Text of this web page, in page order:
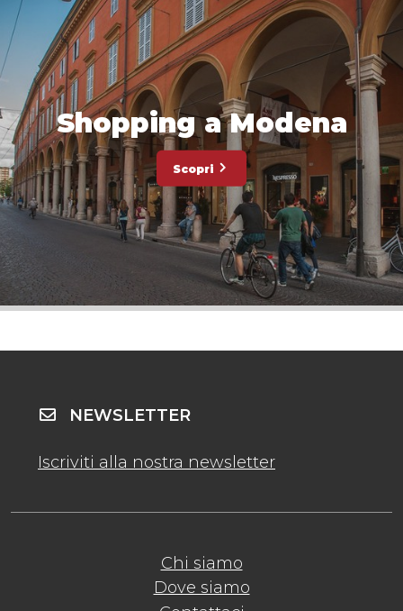
Shopping a Modena
Scopri
Chi siamo
Dove siamo
NEWSLETTER
Iscriviti alla nostra newsletter